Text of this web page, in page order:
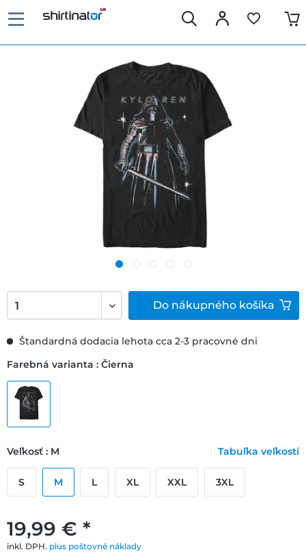
19,99 € *
inkl. DPH. plus poštovné náklady
Štandardná dodacia lehota cca 2-3 pracovné dni
Farebná varianta : Čierna
Veľkosť : M Tabuľka veľkostí
S M L XL XXL 3XL
Do nákupného košíka